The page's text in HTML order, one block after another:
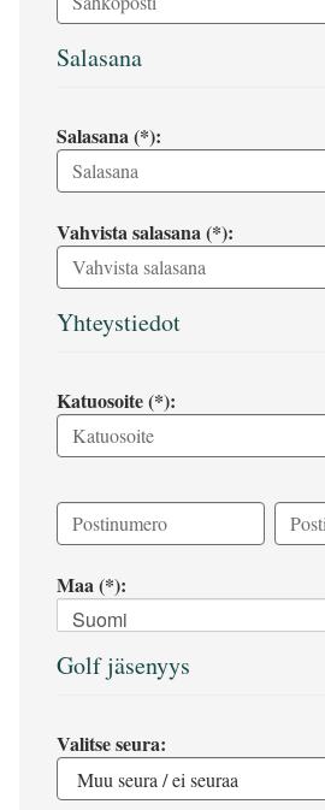
Salasana
Salasana (*):
Vahvista salasana (*):
Yhteystiedot
Katuosoite (*):
Maa (*):
Suomi
Golf jäsenyys
Valitse seura: